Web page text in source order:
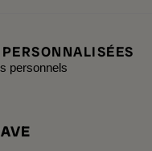
personnels